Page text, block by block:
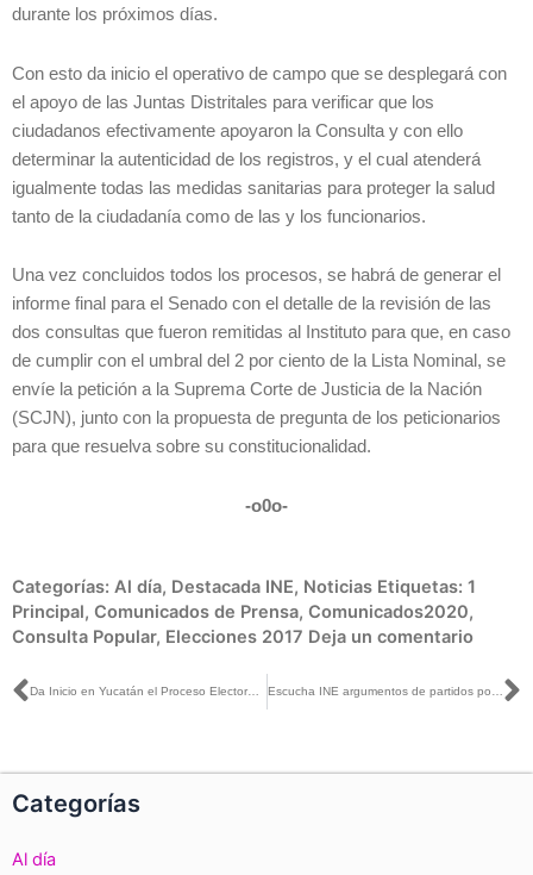
durante los próximos días.
Con esto da inicio el operativo de campo que se desplegará con
el apoyo de las Juntas Distritales para verificar que los
ciudadanos efectivamente apoyaron la Consulta y con ello
determinar la autenticidad de los registros, y el cual atenderá
igualmente todas las medidas sanitarias para proteger la salud
tanto de la ciudadanía como de las y los funcionarios.
Una vez concluidos todos los procesos, se habrá de generar el
informe final para el Senado con el detalle de la revisión de las
dos consultas que fueron remitidas al Instituto para que, en caso
de cumplir con el umbral del 2 por ciento de la Lista Nominal, se
envíe la petición a la Suprema Corte de Justicia de la Nación
(SCJN), junto con la propuesta de pregunta de los peticionarios
para que resuelva sobre su constitucionalidad.
-o0o-
Categorías: Al día, Destacada INE, Noticias Etiquetas: 1
Principal, Comunicados de Prensa, Comunicados2020,
Consulta Popular, Elecciones 2017 Deja un comentario
Ant
Categorías
Al día